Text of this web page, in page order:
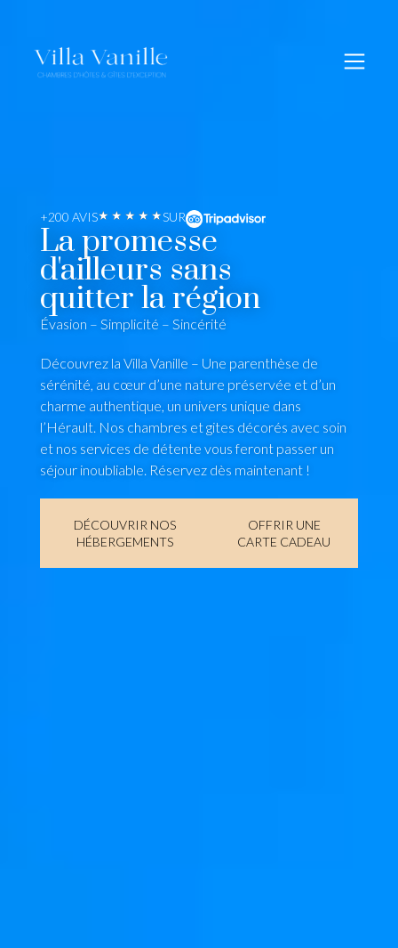
+200 AVIS★ ★ ★ ★ ★SUR
La promesse
d'ailleurs sans
quitter la région
Évasion – Simplicité – Sincérité
Découvrez la Villa Vanille – Une parenthèse de
sérénité, au cœur d’une nature préservée et d’un
charme authentique, un univers unique dans
l’Hérault. Nos chambres et gites décorés avec soin
et nos services de détente vous feront passer un
séjour inoubliable. Réservez dès maintenant !
DÉCOUVRIR NOS
HÉBERGEMENTS
OFFRIR UNE
CARTE CADEAU